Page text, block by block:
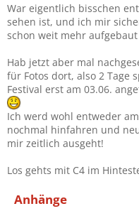
War eigentlich bisschen
sehen ist, und ich mir
schon weit mehr aufgebaut
Hab jetzt aber mal
für Fotos dort, also 2 Tage
Festival erst am 03.06.
Ich werd wohl entweder
nochmal hinfahren und
mir zeitlich ausgeht!
Los gehts mit C4 im
Anhänge